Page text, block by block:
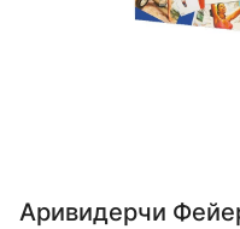
Аривидерчи